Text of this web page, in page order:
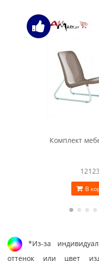
Комплект
В
*Из-за
оттенок или цвет